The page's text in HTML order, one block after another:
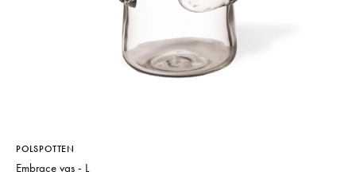
POLSPOTTEN
Embrace vas - L